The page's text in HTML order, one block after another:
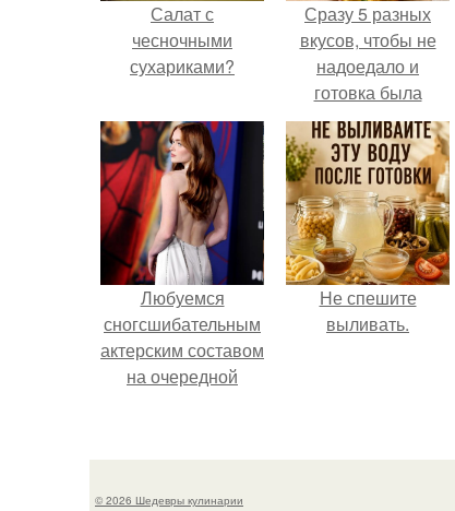
Салат с
чесночными
сухариками?
Сразу 5 разных
вкусов, чтобы не
надоедало и
готовка была
проще.
Любуемся
сногсшибательным
актерским составом
на очередной
Не спешите
выливать.
© 2026 Шедевры кулинарии